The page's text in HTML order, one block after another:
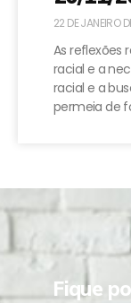
22 DE JANEIRO
As reflexões
racial e a
racial e a
permeia de
Fique